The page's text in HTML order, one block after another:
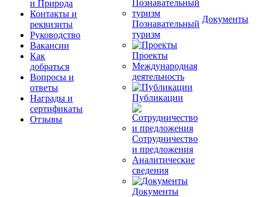
и Природа
Контакты и
реквизиты
Руководство
Вакансии
Как
добраться
Вопросы и
ответы
Награды и
сертификаты
Отзывы
Познавательный
туризм
Проекты
Международная
деятельность
Публикации
Сотрудничество
и предложения
Аналитические
сведения
Документы
Документы